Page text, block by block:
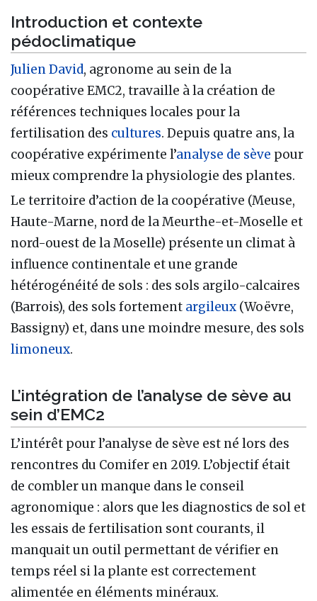
Introduction et contexte
pédoclimatique
Julien David, agronome au sein de la
coopérative EMC2, travaille à la création de
références techniques locales pour la
fertilisation des cultures. Depuis quatre ans, la
coopérative expérimente l’analyse de sève pour
mieux comprendre la physiologie des plantes.
Le territoire d’action de la coopérative (Meuse,
Haute-Marne, nord de la Meurthe-et-Moselle et
nord-ouest de la Moselle) présente un climat à
influence continentale et une grande
hétérogénéité de sols : des sols argilo-calcaires
(Barrois), des sols fortement argileux (Woëvre,
Bassigny) et, dans une moindre mesure, des sols
limoneux.
L’intégration de l’analyse de sève au
sein d’EMC2
L’intérêt pour l’analyse de sève est né lors des
rencontres du Comifer en 2019. L’objectif était
de combler un manque dans le conseil
agronomique : alors que les diagnostics de sol et
les essais de fertilisation sont courants, il
manquait un outil permettant de vérifier en
temps réel si la plante est correctement
alimentée en éléments minéraux.